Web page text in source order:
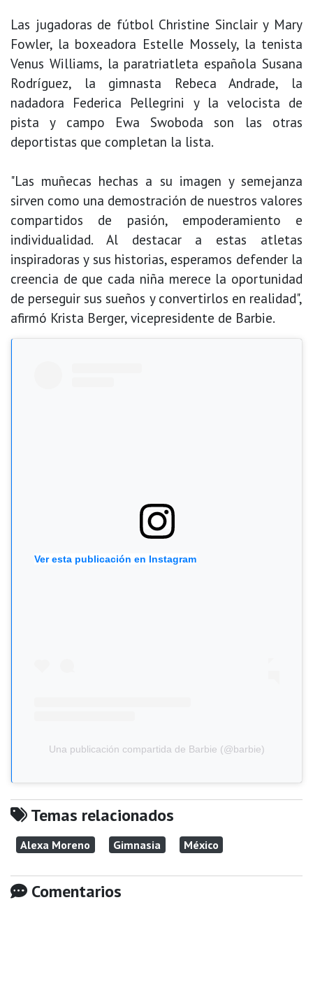
Las jugadoras de fútbol Christine Sinclair y Mary
Fowler, la boxeadora Estelle Mossely, la tenista
Venus Williams, la paratriatleta española Susana
Rodríguez, la gimnasta Rebeca Andrade, la
nadadora Federica Pellegrini y la velocista de
pista y campo Ewa Swoboda son las otras
deportistas que completan la lista.
"Las muñecas hechas a su imagen y semejanza
sirven como una demostración de nuestros valores
compartidos de pasión, empoderamiento e
individualidad. Al destacar a estas atletas
inspiradoras y sus historias, esperamos defender la
creencia de que cada niña merece la oportunidad
de perseguir sus sueños y convertirlos en realidad",
afirmó Krista Berger, vicepresidente de Barbie.
Ver esta publicación en Instagram
Una publicación compartida de Barbie (@barbie)
Temas relacionados
Alexa Moreno Gimnasia México
Comentarios